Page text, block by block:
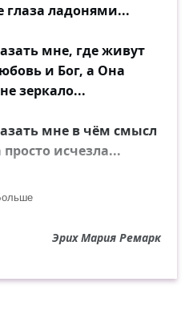
глаза ладонями...
мне, где живут
и Бог, а Она
зеркало...
мне в чём смысл
исчезла...
Её рассказать
Эрих Мария Ремарк